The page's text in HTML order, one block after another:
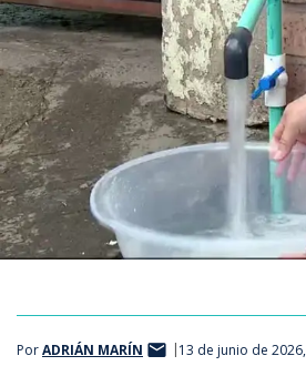
PorADRIÁN MARÍN 13 de junio de